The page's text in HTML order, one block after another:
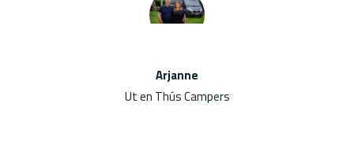
Arjanne
Ut en Thús Campers